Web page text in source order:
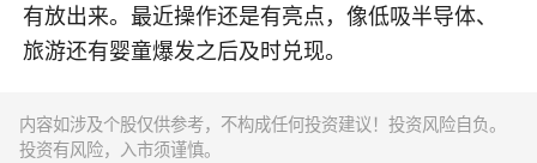
有放出来。最近操作还是有亮点，像低吸半导体、
旅游还有婴童爆发之后及时兑现。
内容如涉及个股仅供参考，不构成任何投资建议！投资风险自负。
投资有风险，入市须谨慎。